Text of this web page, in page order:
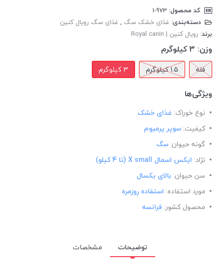
کد محصول:
دسته‌بندی: غذای خشک سگ , غذای سگ رویال کنین
برند: رویال کنین | Royal canin
وزن: 3 کیلوگرم
فله 1.5 کیلوگرم 3 کیلوگرم
ویژگی‌ها
نوع خوراک: غذای خشک
کیفیت: سوپر پرمیوم
گونه حیوان: سگ
نژاد: ایکس اسمال X small (تا 4 کیلو)
سن حیوان: بالای یکسال
مورد استفاده: استفاده روزمره
محصول کشور: فرانسه
توضیحات
مشخصات